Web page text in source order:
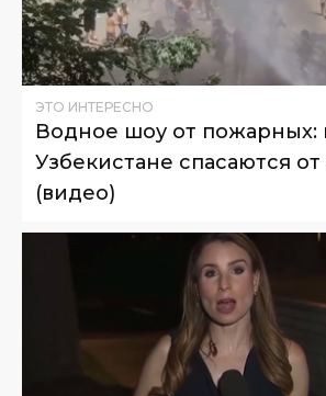
ЭТО ИНТЕРЕСНО
Водное шоу от пожарных:
Узбекистане спасаются
(видео)